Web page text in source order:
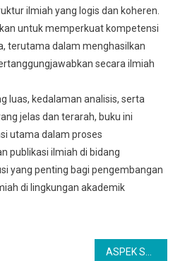
ilmiah yang logis dan koheren.
untuk memperkuat kompetensi
terutama dalam menghasilkan
secara ilmiah
luas, kedalaman analisis, serta
jelas dan terarah, buku ini
utama dalam proses
publikasi ilmiah di bidang
yang penting bagi pengembangan
di lingkungan akademik
ASPEK SANITASI, HYGIENE DAN DAMPAKNYA TERHADAP KESEHATAN LINGKUNGAN